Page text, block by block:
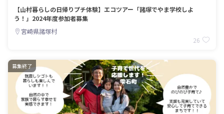
【山村暮らしの日帰りプチ体験】エコツアー「諸塚でやま学校しよ
う！」2024年度参加者募集
宮崎県諸塚村
26
募集終了